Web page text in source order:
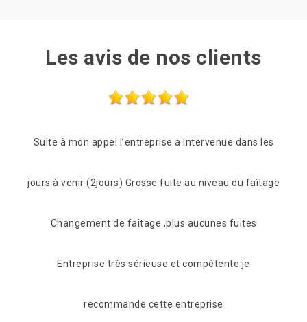
Les avis de nos clients
Compétence et rapidité (lendemain de mon appel) et
en plus gentillesse et conseils mérite bien ses 5
étoiles Merci